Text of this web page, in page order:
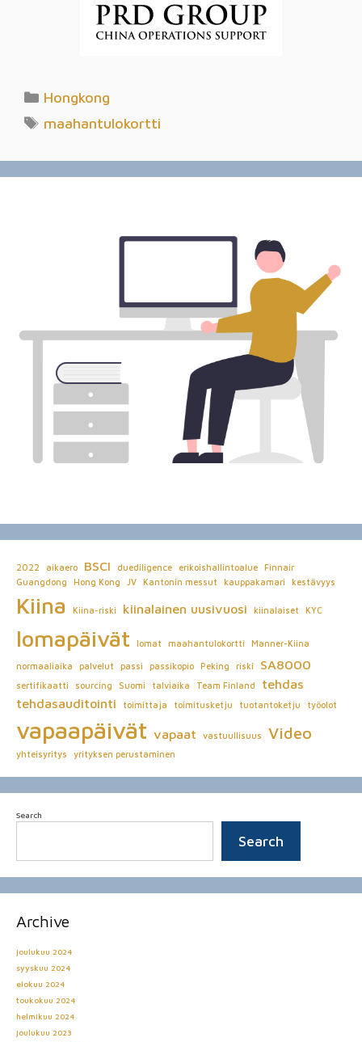
Hongkong
maahantulokortti
2022 aikaero BSCI duediligence erikoishallintoalue
Finnair
Guangdong
Hong Kong JV Kantonin messut kauppakamari kestävyys
Kiina Kiina-riski kiinalainen uusivuosi kiinalaiset KYC
lomapäivät lomat maahantulokortti Manner-Kiina
normaaliaika palvelut passi passikopio Peking riski SA8000
sertifikaatti sourcing Suomi talviaika Team Finland
tehdas
tehdasauditointi
toimittaja toimitusketju tuotantoketju työolot
vapaapäivät vapaat vastuullisuus Video
yhteisyritys yrityksen perustaminen
Search
Search
Archive
joulukuu 2024
syyskuu 2024
elokuu 2024
toukokuu 2024
helmikuu 2024
joulukuu 2023